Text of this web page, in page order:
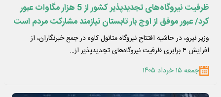
ظرفیت نیروگاه‌های تجدیدپذیر کشور از 5 هزار مگاوات عبور
کرد/ عبور موفق از اوج بار تابستان نیازمند مشارکت مردم است
وزیر نیرو، در حاشیه افتتاح نیروگاه متانول کاوه در جمع خبرنگاران، از
افزایش ۴ برابری ظرفیت نیروگاه‌های تجدیدپذیر از…
جمعه ۱۵ خرداد ۱۴۰۵